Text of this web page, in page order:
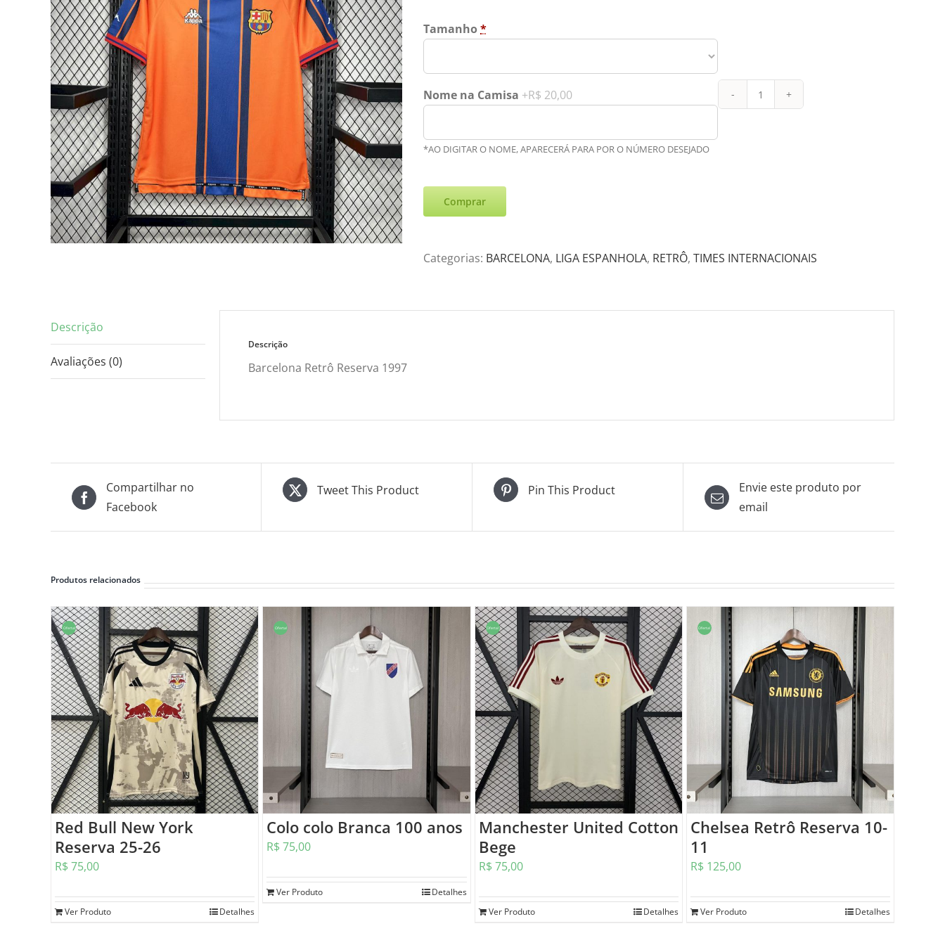
Tamanho *
Nome na Camisa +R$ 20,00
*AO DIGITAR O NOME, APARECERÁ PARA POR O NÚMERO DESEJADO
Barcelona
Comprar
Categorias: BARCELONA, LIGA ESPANHOLA, RETRÔ, TIMES INTERNACIONAIS
Descrição
Avaliações (0)
Descrição
Barcelona Retrô Reserva 1997
Compartilhar no
Facebook
Tweet This Product Pin This Product
Envie este produto por
email
Produtos relacionados
Oferta!
Red Bull New York
Reserva 25-26
R$ 75,00
Ver Produto Detalhes
Oferta!
Colo colo Branca 100 anos
R$ 75,00
Ver Produto Detalhes
Oferta!
Manchester United Cotton
Bege
R$ 75,00
Ver Produto Detalhes
Oferta!
Chelsea Retrô Reserva 10-
11
R$ 125,00
Ver Produto Detalhes